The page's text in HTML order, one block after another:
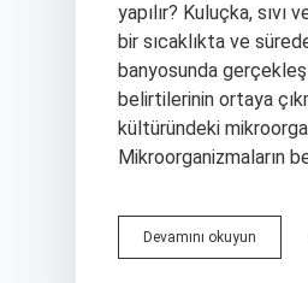
yapılır? Kuluçka,
bir sıcaklıkta ve
banyosunda
belirtilerinin ortaya
kültüründeki
Mikroorganizmaların
Devamını okuyun
Neden